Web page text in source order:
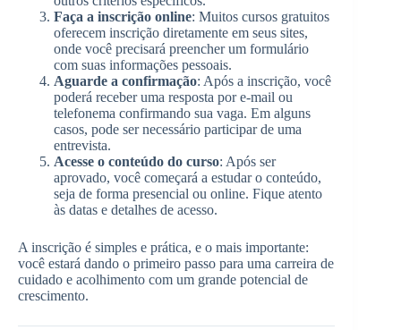
Faça a inscrição online: Muitos cursos gratuitos
oferecem inscrição diretamente em seus sites,
onde você precisará preencher um formulário
com suas informações pessoais.
Aguarde a confirmação: Após a inscrição, você
poderá receber uma resposta por e-mail ou
telefonema confirmando sua vaga. Em alguns
casos, pode ser necessário participar de uma
entrevista.
Acesse o conteúdo do curso: Após ser
aprovado, você começará a estudar o conteúdo,
seja de forma presencial ou online. Fique atento
às datas e detalhes de acesso.
A inscrição é simples e prática, e o mais importante:
você estará dando o primeiro passo para uma carreira de
cuidado e acolhimento com um grande potencial de
crescimento.